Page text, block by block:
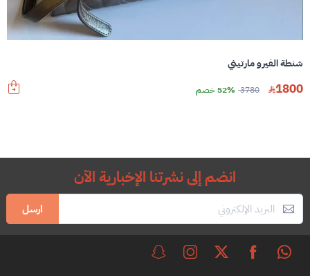
شنطة الفيرو مارتيني
1800
3780 52% خصم
انضم إلى نشرتنا الإخبارية الآن
ارسل